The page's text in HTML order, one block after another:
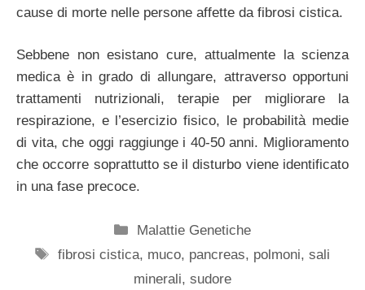
cause di morte nelle persone affette da fibrosi cistica.
Sebbene non esistano cure, attualmente la scienza
medica è in grado di allungare, attraverso opportuni
trattamenti nutrizionali, terapie per migliorare la
respirazione, e l’esercizio fisico, le probabilità medie
di vita, che oggi raggiunge i 40-50 anni. Miglioramento
che occorre soprattutto se il disturbo viene identificato
in una fase precoce.
Categorie
Malattie Genetiche
Tag
fibrosi cistica, muco, pancreas, polmoni, sali
minerali, sudore